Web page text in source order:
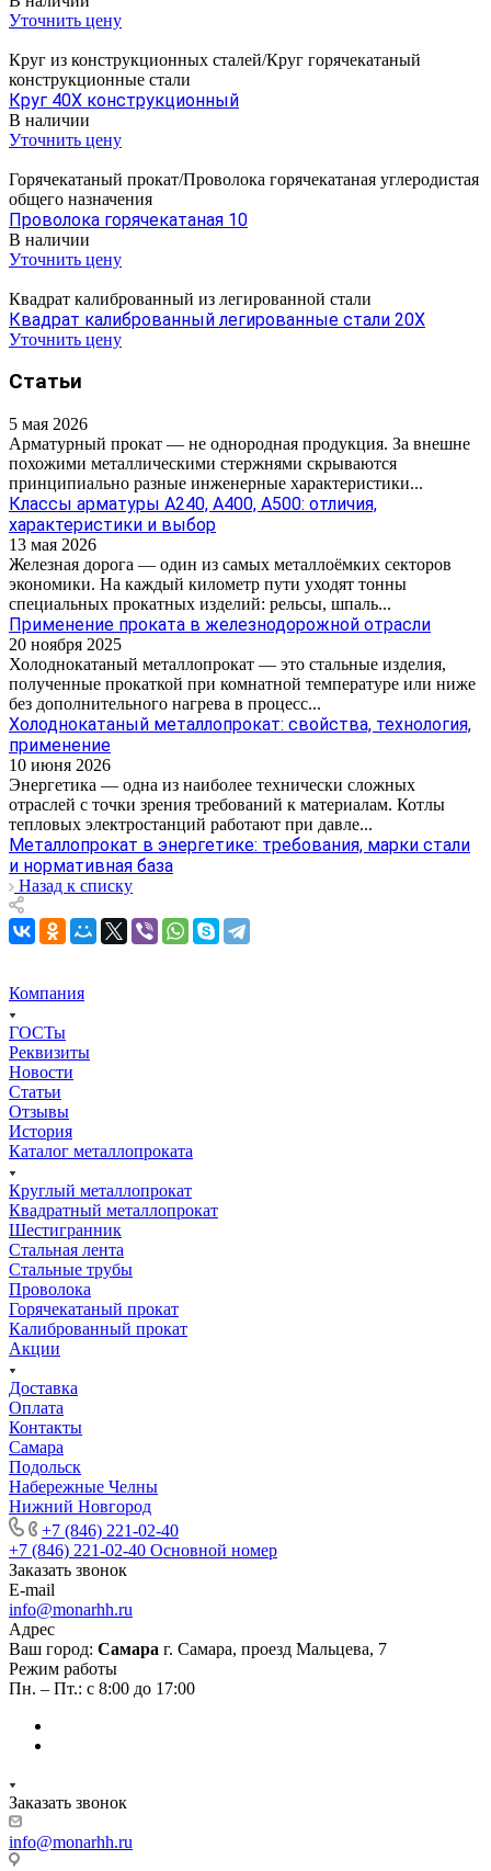
Уточнить цену
Круг из конструкционных сталей/Круг горячекатаный
конструкционные стали
Круг 40Х конструкционный
В наличии
Уточнить цену
Горячекатаный прокат/Проволока горячекатаная углеродистая
общего назначения
Проволока горячекатаная 10
В наличии
Уточнить цену
Квадрат калиброванный из легированной стали
Квадрат калиброванный легированные стали 20Х
Уточнить цену
Статьи
5 мая 2026
Арматурный прокат — не однородная продукция. За внешне
похожими металлическими стержнями скрываются
принципиально разные инженерные характеристики...
Классы арматуры А240, А400, А500: отличия,
характеристики и выбор
13 мая 2026
Железная дорога — один из самых металлоёмких секторов
экономики. На каждый километр пути уходят тонны
специальных прокатных изделий: рельсы, шпаль...
Применение проката в железнодорожной отрасли
20 ноября 2025
Холоднокатаный металлопрокат — это стальные изделия,
полученные прокаткой при комнатной температуре или ниже
без дополнительного нагрева в процесс...
Холоднокатаный металлопрокат: свойства, технология,
применение
10 июня 2026
Энергетика — одна из наиболее технически сложных
отраслей с точки зрения требований к материалам. Котлы
тепловых электростанций работают при давле...
Металлопрокат в энергетике: требования, марки стали
и нормативная база
Назад к списку
Компания
ГОСТы
Реквизиты
Новости
Статьи
Отзывы
История
Каталог металлопроката
Круглый металлопрокат
Квадратный металлопрокат
Шестигранник
Стальная лента
Стальные трубы
Проволока
Горячекатаный прокат
Калиброванный прокат
Акции
Доставка
Оплата
Контакты
Самара
Подольск
Набережные Челны
Нижний Новгород
+7 (846) 221-02-40
+7 (846) 221-02-40 Основной номер
Заказать звонок
E-mail
info@monarhh.ru
Адрес
Ваш город: Самара г. Самара, проезд Мальцева, 7
Режим работы
Пн. – Пт.: с 8:00 до 17:00
Заказать звонок
info@monarhh.ru